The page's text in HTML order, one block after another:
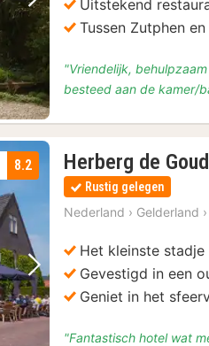
Volgende foto
Uitstekend
Tussen Zutphen
"Vriendelijk,
besteed aan de kamer/
Volgende foto
8.2 Herberg de
Rustig gelegen
Nederland › Gelderland ›
Het kleinste stadje
Gevestigd in een
Geniet in het
"Fantastisch hotel wat